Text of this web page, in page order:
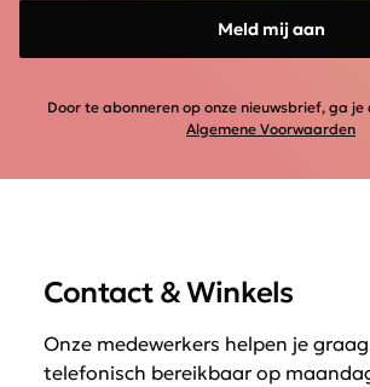
Meld mij aan
Door te abonneren op onze nieuwsbrief, ga
Algemene Voorwaarden
Contact & Winkels
Onze medewerkers helpen je
telefonisch bereikbaar op